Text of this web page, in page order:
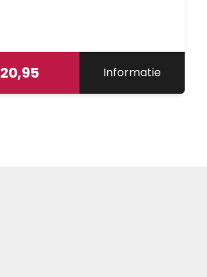
20,95 Informatie